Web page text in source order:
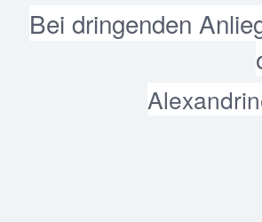
Bei dringenden